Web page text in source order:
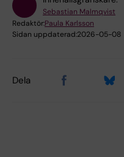
Sebastian Malmqvist
Redaktör:Paula Karlsson
Sidan uppdaterad:2026-05-08
Dela